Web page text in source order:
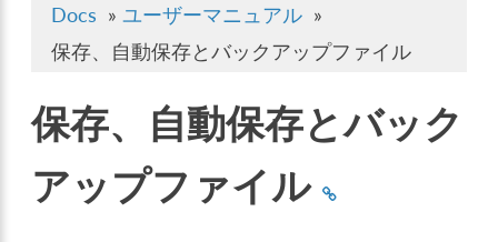
Docs » ユーザーマニュアル »
保存、自動保存とバックアップファイル
保存、自動保存とバック
アップファイル